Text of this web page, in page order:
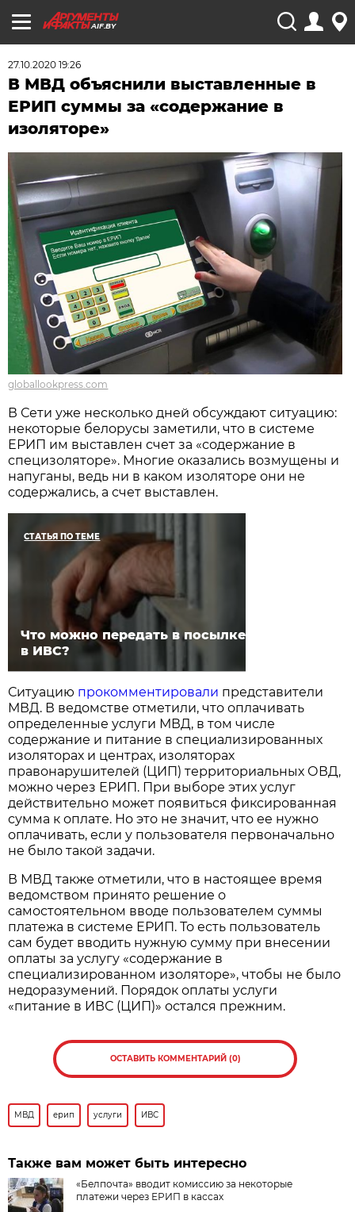
AIF.BY
27.10.2020 19:26
В МВД объяснили выставленные в
ЕРИП суммы за «содержание в
изоляторе»
globallookpress.com
В Сети уже несколько дней обсуждают ситуацию:
некоторые белорусы заметили, что в системе
ЕРИП им выставлен счет за «содержание в
специзоляторе». Многие оказались возмущены и
напуганы, ведь ни в каком изоляторе они не
содержались, а счет выставлен.
СТАТЬЯ ПО ТЕМЕ
Что можно передать в посылке
в ИВС?
Ситуацию прокомментировали представители
МВД. В ведомстве отметили, что оплачивать
определенные услуги МВД, в том числе
содержание и питание в специализированных
изоляторах и центрах, изоляторах
правонарушителей (ЦИП) территориальных ОВД,
можно через ЕРИП. При выборе этих услуг
действительно может появиться фиксированная
сумма к оплате. Но это не значит, что ее нужно
оплачивать, если у пользователя первоначально
не было такой задачи.
В МВД также отметили, что в настоящее время
ведомством принято решение о
самостоятельном вводе пользователем суммы
платежа в системе ЕРИП. То есть пользователь
сам будет вводить нужную сумму при внесении
оплаты за услугу «содержание в
специализированном изоляторе», чтобы не было
недоразумений. Порядок оплаты услуги
«питание в ИВС (ЦИП)» остался прежним.
ОСТАВИТЬ КОММЕНТАРИЙ (0)
МВД ерип услуги ИВС
Также вам может быть интересно
«Белпочта» вводит комиссию за некоторые
платежи через ЕРИП в кассах